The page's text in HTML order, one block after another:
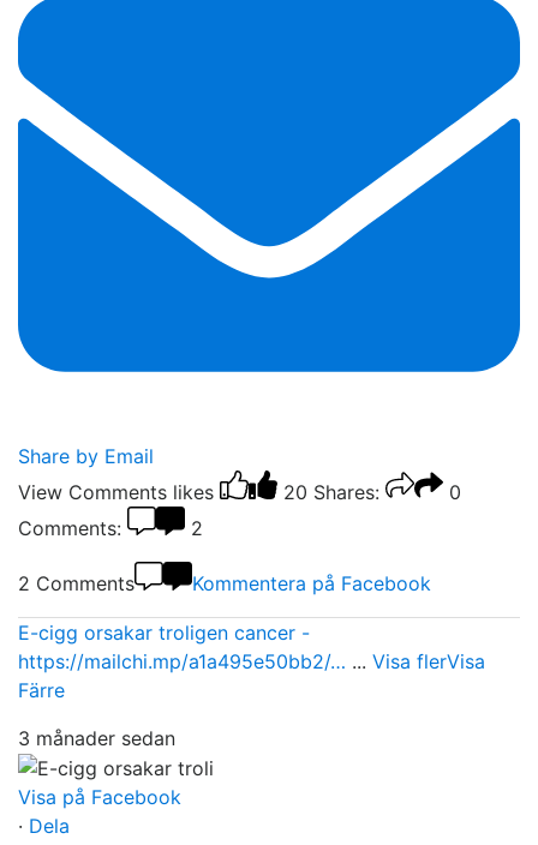
Share by Email
View Comments likes 20 Shares:
0
Comments:
2
2 Comments Kommentera på Facebook
E-cigg orsakar troligen cancer -
https://mailchi.mp/a1a495e50bb2/… ... Visa flerVisa
Färre
3 månader sedan
Visa på Facebook
· Dela